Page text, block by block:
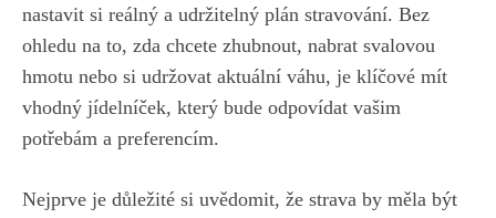
nastavit ‍si reálný a udržitelný plán stravování. Bez
ohledu na to, ​zda chcete zhubnout, nabrat svalovou
⁢hmotu nebo si udržovat aktuální váhu, je‌ klíčové​ mít
vhodný jídelníček, který bude odpovídat‍ vašim
potřebám a preferencím.
Nejprve ⁣je důležité ‍si uvědomit, že strava by měla být